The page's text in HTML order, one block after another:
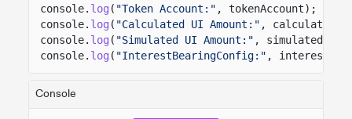
console. log ( "Token Account:" , tokenAccount);
console. log ( "Calculated UI Amount:" ,
console. log ( "Simulated UI Amount:" ,
console. log ( "InterestBearingConfig:" ,
Console